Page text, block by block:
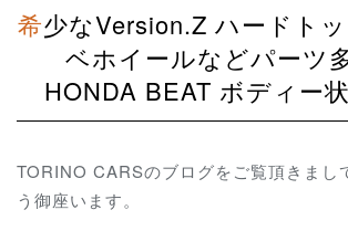
希少なVersion.Z ハードトップ・ワタナ
ベホイールなどパーツ
HONDA BEAT ボディー
TORINO CARSのブログをご覧頂きまし
う御座います。